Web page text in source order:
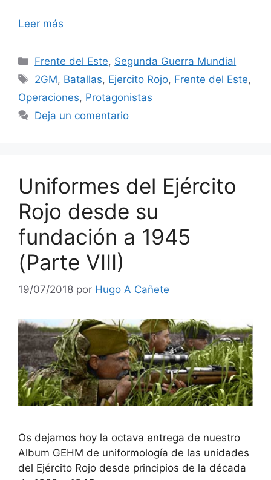
Leer más
Categorías
Frente del Este, Segunda Guerra Mundial
Etiquetas
2GM, Batallas, Ejercito Rojo, Frente del Este,
Operaciones, Protagonistas
Deja un comentario
Uniformes del Ejército
Rojo desde su
fundación a 1945
(Parte VIII)
19/07/2018 por Hugo A Cañete
Os dejamos hoy la octava entrega de nuestro
Album GEHM de uniformología de las unidades
del Ejército Rojo desde principios de la década